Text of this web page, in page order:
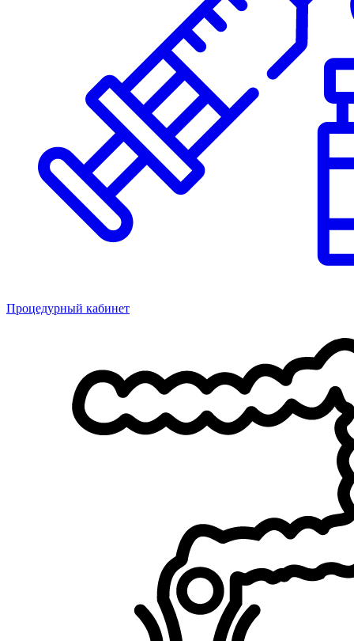
Процедурный кабинет